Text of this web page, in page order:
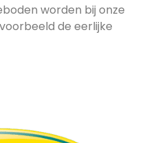
worden bij onze
de eerlijke